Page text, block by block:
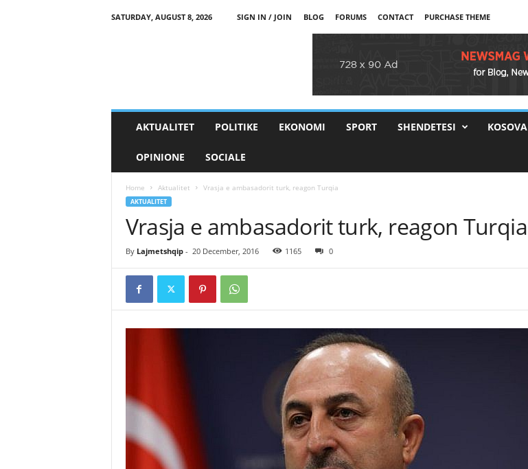
SATURDAY, AUGUST 8, 2026 SIGN IN / JOIN BLOG FORUMS CONTACT PURCHASE THEME
AKTUALITET POLITIKE EKONOMI SPORT SHENDETESI KOSOVA
OPINIONE SOCIALE
Home Aktualitet Vrasja e ambasadorit turk, reagon Turqia
AKTUALITET
Vrasja e ambasadorit turk, reagon Turqia
By Lajmetshqip- 20 December, 2016 1165 0